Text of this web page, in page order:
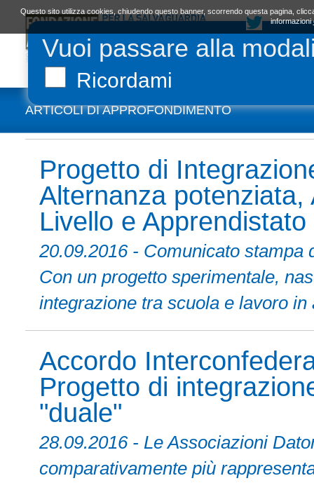
Vuoi passare alla
Ricordami
LA FONDAZIONE
ARTICOLI DI APPROFONDIMENTO
Progetto di
Alternanza
Livello e
20.09.2016 - Comunicato
Con un progetto sperimentale,
integrazione tra scuola e lavoro
Accordo
Progetto di
"duale"
28.09.2016 - Le Associazioni
comparativamente più
Questo sito utilizza cookies, chiudendo questo banner, scorrendo questa pagina,
informazioni